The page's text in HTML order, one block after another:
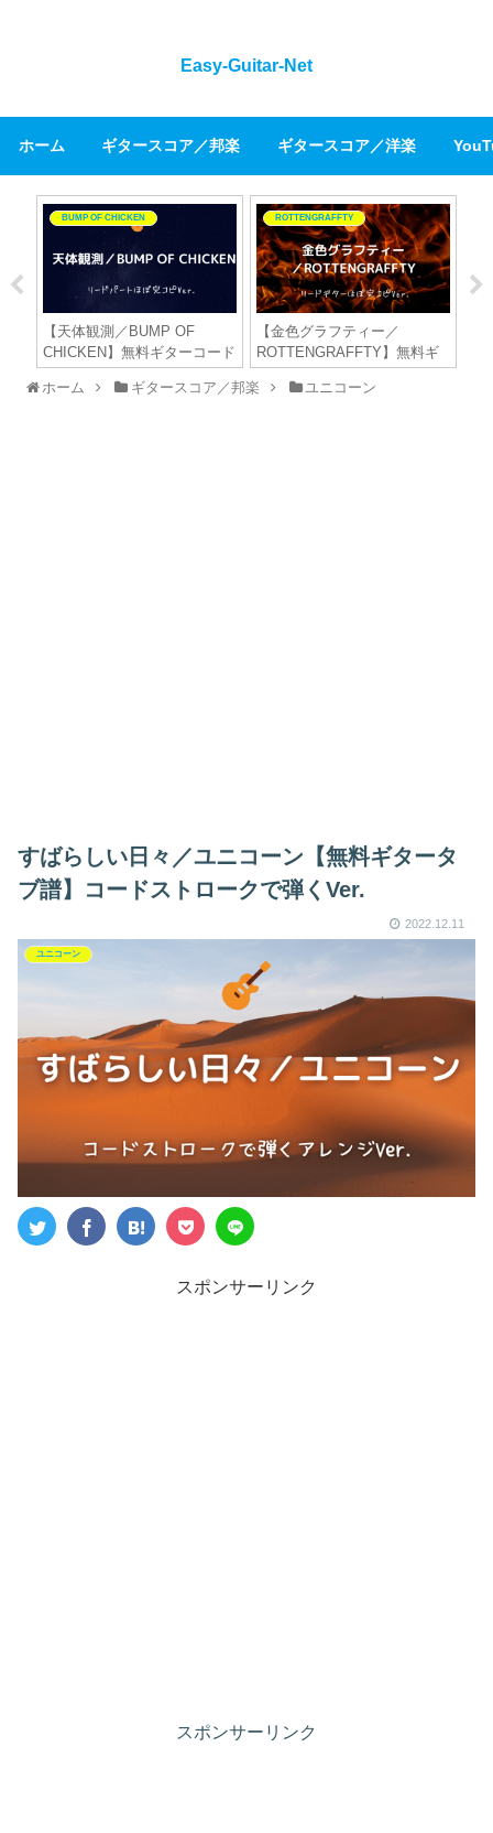
Easy-Guitar-Net
ホーム ギタースコア／邦楽 ギタースコア／洋楽
BUMP OF CHICKEN
【天体観測／BUMP OF
CHICKEN】無料ギターコード
TAB譜｜リードパートほぼ完
コピVer.
ROTTENGRAFFTY
【金色グラフティー／
ROTTENGRAFFTY】無料ギ
ターTAB譜｜リードギターほ
ぼ完コピVer.
｜
Ver.
ホーム ギタースコア／邦楽 ユニコーン
すばらしい日々／ユニコーン【無料ギタータ
ブ譜】コードストロークで弾くVer.
2022.12.11
ユニコーン
スポンサーリンク
スポンサーリンク